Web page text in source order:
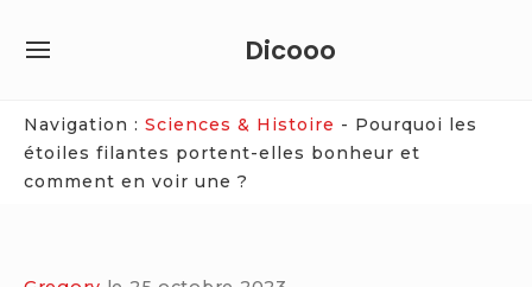
Dicooo
SITE
Navigation : Sciences & Histoire - Pourquoi les
étoiles filantes portent-elles bonheur et
comment en voir une ?